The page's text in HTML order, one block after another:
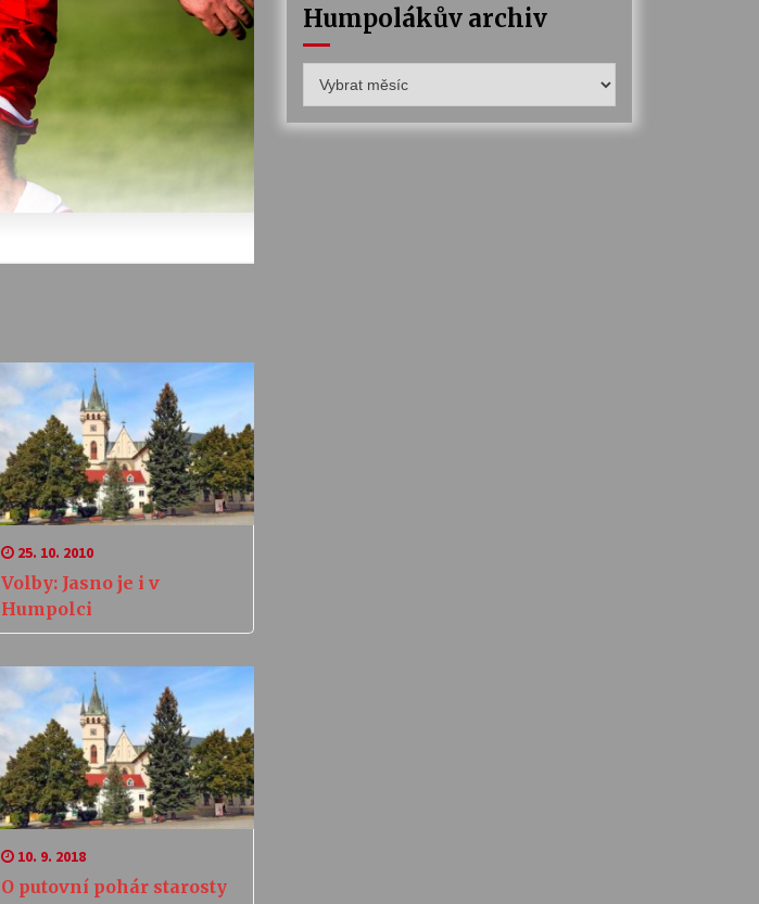
25. 10. 2010
Volby: Jasno je i v
Humpolci
10. 9. 2018
O putovní pohár starosty
Humpolákův archiv
archiv